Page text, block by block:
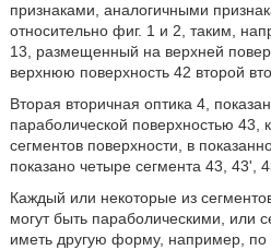
признаками, аналогичными
относительно фиг. 1 и 2, таким,
13, размещенный на верхней
верхнюю поверхность 42 второй
Вторая вторичная оптика 4,
параболической поверхностью 43,
сегментов поверхности, в
показано четыре сегмента 43, 43',
Каждый или некоторые из
могут быть параболическими, или
иметь другую форму, например, по